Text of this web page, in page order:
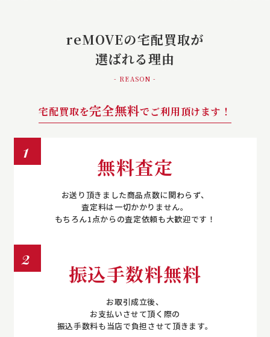
reMOVEの宅配買取が
選ばれる理由
- REASON -
宅配買取を完全無料でご利用頂けます！
1
無料査定
お送り頂きました商品点数に関わらず、
査定料は一切かかりません。
もちろん1点からの査定依頼も大歓迎です！
2
振込手数料無料
お取引成立後、
お支払いさせて頂く際の
振込手数料も当店で負担させて頂きます。